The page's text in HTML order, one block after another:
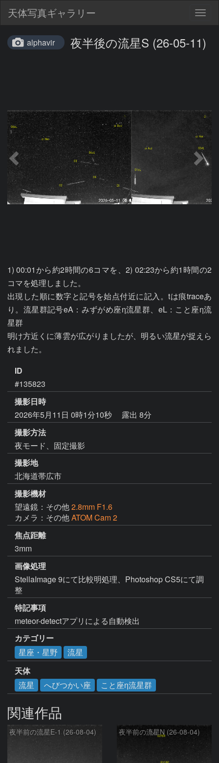
天体写真ギャラリー
alphavir 夜半後の流星S (26-05-11)
1) 00:01から約2時間の6コマを、2) 02:23から約1時間の2
コマを処理しました。
出現した順に数字と記号を始点付近に記入。tは痕traceあ
り。流星群記号eA：みずがめ座η流星群、eL：こと座η流
星群
明け方近くに薄雲が広がりましたが、明るい流星が捉えら
れました。
ID
#135823
撮影日時
2026年5月11日 0時1分10秒
露出 8分
撮影方法
夜モード、固定撮影
撮影地
北海道帯広市
撮影機材
望遠鏡：その他2.8mm F1.6
カメラ：その他ATOM Cam 2
焦点距離
3mm
画像処理
StellaImage 9にて比較明処理、Photoshop CS5にて調
整
特記事項
meteor-detectアプリによる自動検出
カテゴリー
星座・星野
流星
天体
流星
へびつかい座 こと座η流星群
関連作品
夜半前の流星E-1 (26-08-04) 夜半前の流星N (26-08-04)